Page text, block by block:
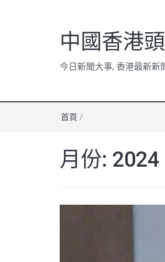
中國香港
今日新聞大事, 香港最新新
首頁 /
月份: 2024